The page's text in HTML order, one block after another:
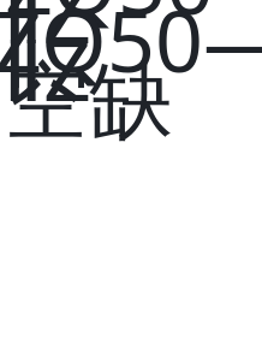
缺